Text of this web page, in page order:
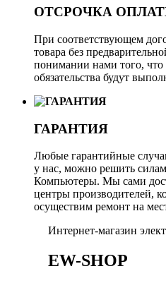
ОТСРОЧКА
При соответствующем
товара без
понимании нами того, что
обязательства будут
ГАРАНТИЯ
Любые гарантийные
у нас, можно решить
Компьютеры. Мы сами
центры производителей,
осуществим ремонт на
Интернет-магазин
EW-SHOP